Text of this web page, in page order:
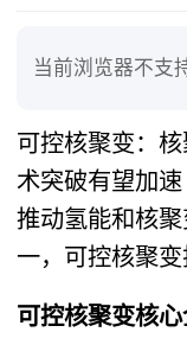
当前浏览器不支
可控核聚变：
术突破有望加
推动氢能和核
一，可控核聚变
可控核聚变核